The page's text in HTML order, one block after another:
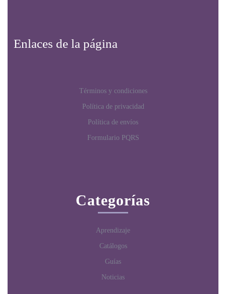
Enlaces de la página
Términos y condiciones
Política de privacidad
Política de envíos
Formulario PQRS
Categorías
Aprendizaje
Catálogos
Guías
Noticias